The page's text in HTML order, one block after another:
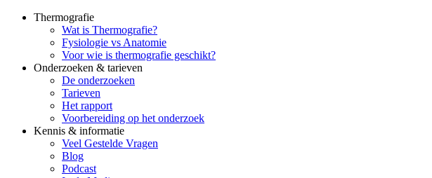
Thermografie
Wat is Thermografie?
Fysiologie vs Anatomie
Voor wie is thermografie geschikt?
Onderzoeken & tarieven
De onderzoeken
Tarieven
Het rapport
Voorbereiding op het onderzoek
Kennis & informatie
Veel Gestelde Vragen
Blog
Podcast